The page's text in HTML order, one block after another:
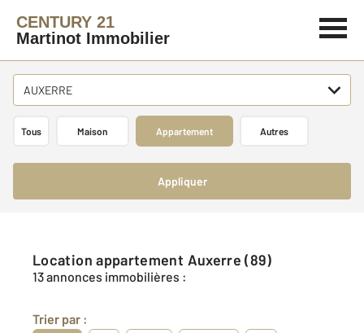
CENTURY 21
Martinot Immobilier
AUXERRE
Tous Maison Appartement Autres
Appliquer
Location appartement Auxerre (89)
13 annonces immobilières :
Trier par :